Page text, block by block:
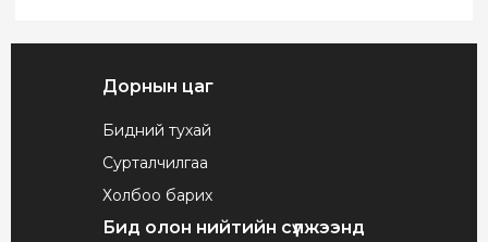
Дорнын цаг
Бидний тухай
Сурталчилгаа
Холбоо барих
Бид олон нийтийн сүлжээнд